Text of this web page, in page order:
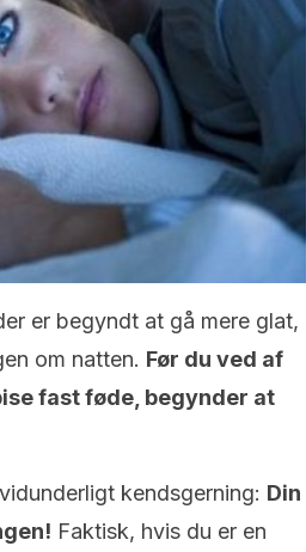
er begyndt at gå mere glat,
om natten. Før du ved af
fast føde, begynder at
kendsgerning: Din
Faktisk, hvis du er en